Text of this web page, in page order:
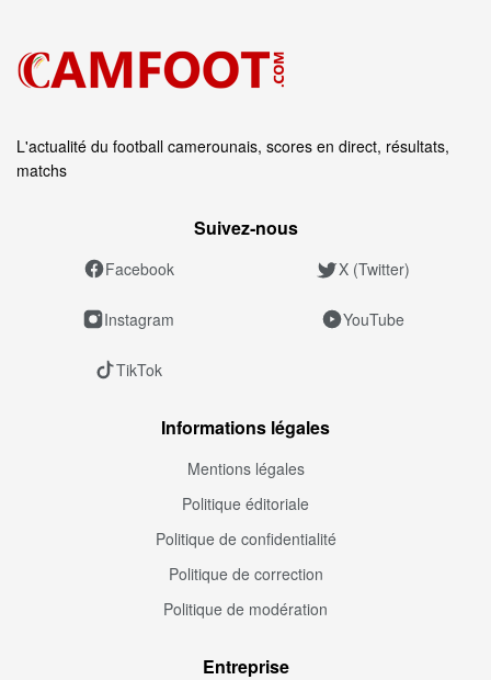
L'actualité du football camerounais, scores en direct, résultats,
matchs
Suivez‑nous
Facebook X (Twitter)
Instagram YouTube
TikTok
Informations légales
Mentions légales
Politique éditoriale
Politique de confidentialité
Politique de correction
Politique de modération
Entreprise